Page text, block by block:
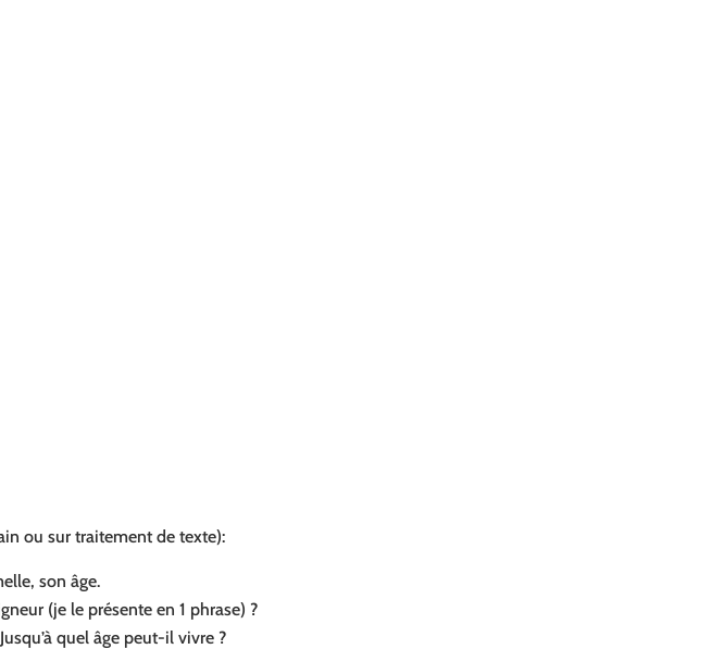
ou sur traitement de texte):
son âge.
(je le présente en 1 phrase) ?
quel âge peut-il vivre ?